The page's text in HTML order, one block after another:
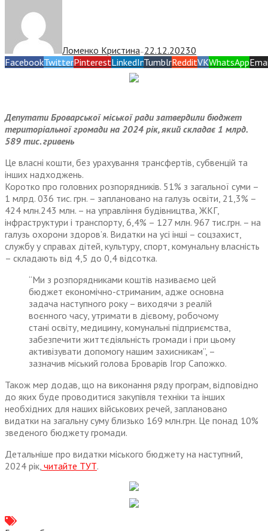
Ломенко Кристина— 22.12.20230
FacebookTwitterPinterestLinkedInTumblrRedditVKWhatsApp
Депутати Броварської міської ради затвердили бюджет
територіальної громади на 2024 рік, який складає 1 млрд.
589 тис. гривень
Це власні кошти, без урахування трансфертів, субвенцій та
інших надходжень.
Коротко про головних розпорядників. 51% з загальної суми –
1 млрд. 036 тис. грн. – заплановано на галузь освіти, 21,3% –
424 млн.243 млн. – на управління будівництва, ЖКГ,
інфраструктури і транспорту, 6,4% – 127 млн. 967 тис.грн. – на
галузь охорони здоров’я. Видатки на усі інші – соцзахист,
службу у справах дітей, культуру, спорт, комунальну власність
– складають від 4,5 до 0,4 відсотка.
“Ми з розпорядниками коштів називаємо цей
бюджет економічно-стриманим, адже основна
задача наступного року – виходячи з реалій
воєнного часу, утримати в дієвому, робочому
стані освіту, медицину, комунальні підприємства,
забезпечити життєдіяльність громади і при цьому
активізувати допомогу нашим захисникам”, –
зазначив міський голова Броварів Ігор Сапожко.
Також мер додав, що на виконання ряду програм, відповідно
до яких буде проводитися закупівля техніки та інших
необхідних для наших військових речей, заплановано
видатки на загальну суму близько 169 млн.грн. Це понад 10%
зведеного бюджету громади.
Детальніше про видатки міського бюджету на наступний,
2024 рік, читайте ТУТ.